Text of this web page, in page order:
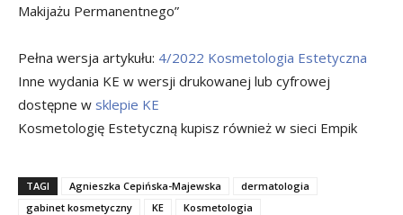
Makijażu Permanentnego”
Pełna wersja artykułu: 4/2022 Kosmetologia Estetyczna
Inne wydania KE w wersji drukowanej lub cyfrowej
dostępne w sklepie KE
Kosmetologię Estetyczną kupisz również w sieci Empik
TAGI Agnieszka Cepińska-Majewska
dermatologia
gabinet kosmetyczny
KE
Kosmetologia